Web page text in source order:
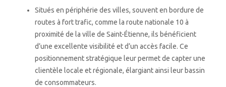
Situés en périphérie des villes, souvent en bordure de
routes à fort trafic, comme la route nationale 10 à
proximité de la ville de Saint-Étienne, ils bénéficient
d’une excellente visibilité et d’un accès facile. Ce
positionnement stratégique leur permet de capter une
clientèle locale et régionale, élargiant ainsi leur bassin
de consommateurs.